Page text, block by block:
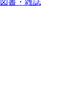
図書・雑誌